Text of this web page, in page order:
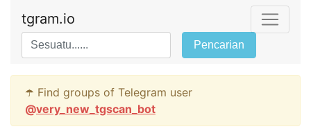
tgram.io
Pencarian
☂️ Find groups of Telegram user
@very_new_tgscan_bot